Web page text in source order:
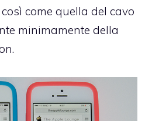
come quella del cavo
minimamente della